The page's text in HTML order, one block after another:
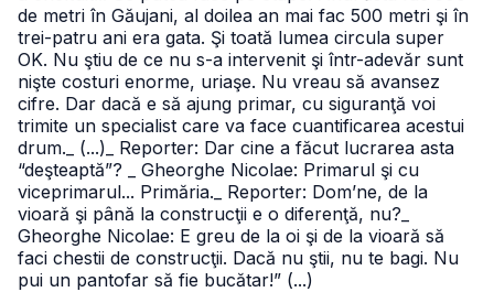
de metri în Găujani, al doilea an mai fac 500 metri şi în
trei-patru ani era gata. Şi toată lumea circula super
OK. Nu ştiu de ce nu s-a intervenit şi într-adevăr sunt
nişte costuri enorme, uriaşe. Nu vreau să avansez
cifre. Dar dacă e să ajung primar, cu siguranţă voi
trimite un specialist care va face cuantificarea acestui
drum. _ (...) _ Reporter: Dar cine a făcut lucrarea asta
“deşteaptă”?
_ Gheorghe Nicolae: Primarul şi cu
viceprimarul... Primăria. _ Reporter: Dom’ne, de la
vioară şi până la construcţii e o diferenţă, nu?
Gheorghe Nicolae: E greu de la oi şi de la vioară să
faci chestii de construcţii. Dacă nu ştii, nu te bagi. Nu
pui un pantofar să fie bucătar!” (...)